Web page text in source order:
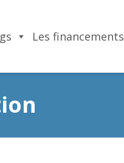
Les financements